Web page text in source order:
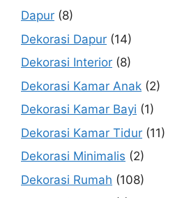
Dapur (8)
Dekorasi Dapur (14)
Dekorasi Interior (8)
Dekorasi Kamar Anak (2)
Dekorasi Kamar Bayi (1)
Dekorasi Kamar Tidur (11)
Dekorasi Minimalis (2)
Dekorasi Rumah (108)